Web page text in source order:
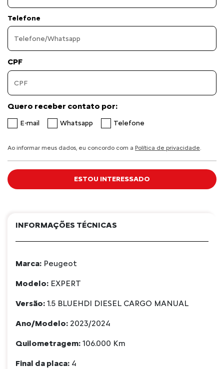
Telefone
CPF
Quero receber contato por:
E-mail Whatsapp Telefone
Ao informar meus dados, eu concordo com a Política de privacidade.
ESTOU INTERESSADO
INFORMAÇÕES TÉCNICAS
Marca: Peugeot
Modelo: EXPERT
Versão: 1.5 BLUEHDI DIESEL CARGO MANUAL
Ano/Modelo: 2023/2024
Quilometragem: 106.000 Km
Final da placa: 4